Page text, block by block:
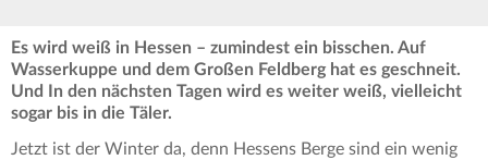
Es wird weiß in Hessen – zumindest ein bisschen. Auf
Wasserkuppe und dem Großen Feldberg hat es geschneit.
Und In den nächsten Tagen wird es weiter weiß, vielleicht
sogar bis in die Täler.
Jetzt ist der Winter da, denn Hessens Berge sind ein wenig